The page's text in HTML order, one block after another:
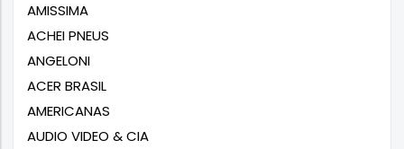
AMISSIMA
ACHEI PNEUS
ANGELONI
ACER BRASIL
AMERICANAS
AUDIO VIDEO & CIA